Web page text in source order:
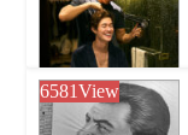
6581View